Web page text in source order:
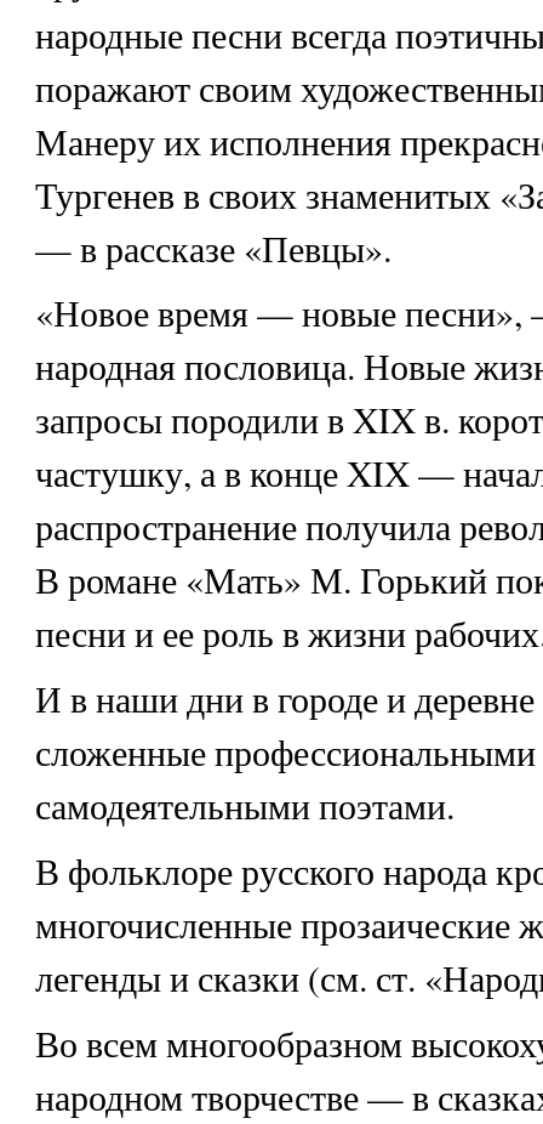
народные песни всегда
поражают своим
Манеру их исполнения
Тургенев в своих знаменитых
— в рассказе «Певцы».
«Новое время — новые песни»,
народная пословица. Новые
запросы породили в XIX в.
частушку, а в конце XIX —
распространение получила
В романе «Мать» М. Горький
песни и ее роль в жизни
И в наши дни в городе и деревне
сложенные
самодеятельными поэтами.
В фольклоре русского народа
многочисленные прозаические
легенды и сказки (см. ст.
Во всем многообразном
народном творчестве — в